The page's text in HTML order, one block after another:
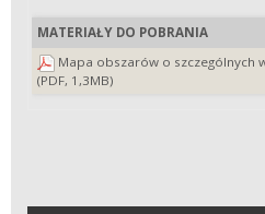
MATERIAŁY DO POBRANIA
Mapa obszarów o szczególnych
(PDF, 1,3MB)